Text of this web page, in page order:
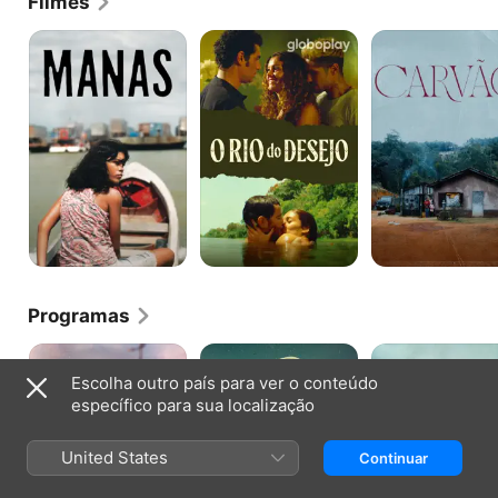
Manas
O
Rio
do
Desejo
Carvão
Programas
O
que
Mudou
História
Maria
o
Cangaço
Aruanas
Escolha outro país para ver o conteúdo
específico para sua localização
United States Continuar